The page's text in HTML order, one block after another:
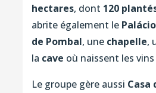
hectares, dont 120
abrite également le
de Pombal, une chapelle,
la cave où naissent les
Le groupe gère aussi Casa